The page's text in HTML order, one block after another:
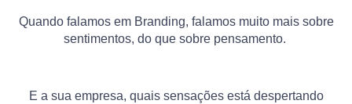
Quando falamos em Branding, falamos muito mais sobre
sentimentos, do que sobre pensamento.
E a sua empresa, quais sensações está despertando